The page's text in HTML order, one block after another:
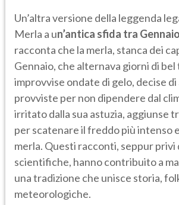
Un’altra versione della leggenda
Merla a un’antica sfida tra
racconta che la merla, stanca dei
Gennaio, che alternava giorni di bel
improvvise ondate di gelo, decise
provviste per non dipendere dal
irritato dalla sua astuzia, aggiunse
per scatenare il freddo più intenso
merla. Questi racconti, seppur privi
scientifiche, hanno contribuito a
una tradizione che unisce storia,
meteorologiche.